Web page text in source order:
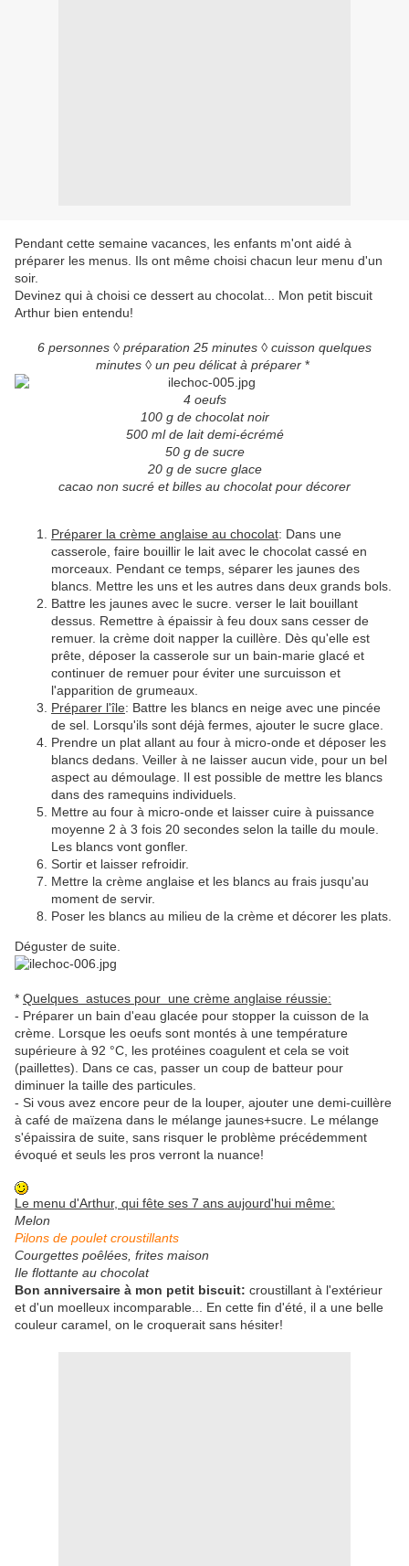
Pendant cette semaine vacances, les enfants m'ont aidé à
préparer les menus. Ils ont même choisi chacun leur menu d'un
soir.
Devinez qui à choisi ce dessert au chocolat... Mon petit biscuit
Arthur bien entendu!
6 personnes ◊ préparation 25 minutes ◊ cuisson quelques
minutes ◊ un peu délicat à préparer *
4 oeufs
100 g de chocolat noir
500 ml de lait demi-écrémé
50 g de sucre
20 g de sucre glace
cacao non sucré et billes au chocolat pour décorer
Préparer la crème anglaise au chocolat: Dans une
casserole, faire bouillir le lait avec le chocolat cassé en
morceaux. Pendant ce temps, séparer les jaunes des
blancs. Mettre les uns et les autres dans deux grands bols.
Battre les jaunes avec le sucre. verser le lait bouillant
dessus. Remettre à épaissir à feu doux sans cesser de
remuer. la crème doit napper la cuillère. Dès qu'elle est
prête, déposer la casserole sur un bain-marie glacé et
continuer de remuer pour éviter une surcuisson et
l'apparition de grumeaux.
Préparer l'île: Battre les blancs en neige avec une pincée
de sel. Lorsqu'ils sont déjà fermes, ajouter le sucre glace.
Prendre un plat allant au four à micro-onde et déposer les
blancs dedans. Veiller à ne laisser aucun vide, pour un bel
aspect au démoulage. Il est possible de mettre les blancs
dans des ramequins individuels.
Mettre au four à micro-onde et laisser cuire à puissance
moyenne 2 à 3 fois 20 secondes selon la taille du moule.
Les blancs vont gonfler.
Sortir et laisser refroidir.
Mettre la crème anglaise et les blancs au frais jusqu'au
moment de servir.
Poser les blancs au milieu de la crème et décorer les plats.
Déguster de suite.
* Quelques astuces pour une crème anglaise réussie:
- Préparer un bain d'eau glacée pour stopper la cuisson de la
crème. Lorsque les oeufs sont montés à une température
supérieure à 92 °C, les protéines coagulent et cela se voit
(paillettes). Dans ce cas, passer un coup de batteur pour
diminuer la taille des particules.
- Si vous avez encore peur de la louper, ajouter une demi-cuillère
à café de maïzena dans le mélange jaunes+sucre. Le mélange
s'épaissira de suite, sans risquer le problème précédemment
évoqué et seuls les pros verront la nuance!
Le menu d'Arthur, qui fête ses 7 ans aujourd'hui même:
Melon
Pilons de poulet croustillants
Courgettes poêlées, frites maison
Ile flottante au chocolat
Bon anniversaire à mon petit biscuit: croustillant à l'extérieur
et d'un moelleux incomparable... En cette fin d'été, il a une belle
couleur caramel, on le croquerait sans hésiter!